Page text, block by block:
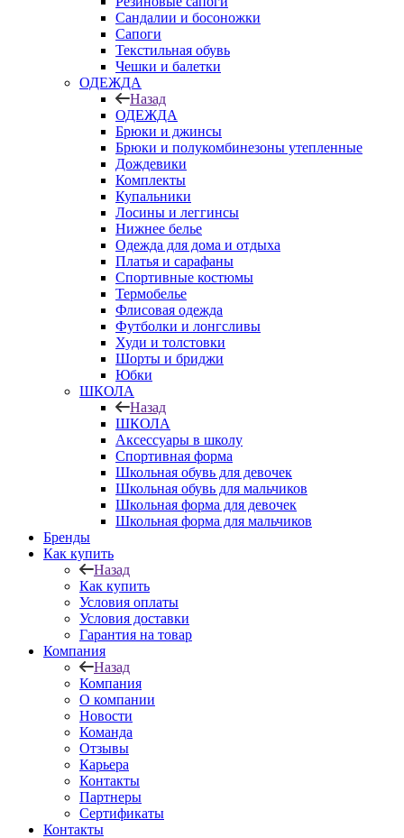
Сандалии и босоножки
Сапоги
Текстильная обувь
Чешки и балетки
ОДЕЖДА
Назад
ОДЕЖДА
Брюки и джинсы
Брюки и полукомбинезоны утепленные
Дождевики
Комплекты
Купальники
Лосины и леггинсы
Нижнее белье
Одежда для дома и отдыха
Платья и сарафаны
Спортивные костюмы
Термобелье
Флисовая одежда
Футболки и лонгсливы
Худи и толстовки
Шорты и бриджи
Юбки
ШКОЛА
Назад
ШКОЛА
Аксессуары в школу
Спортивная форма
Школьная обувь для девочек
Школьная обувь для мальчиков
Школьная форма для девочек
Школьная форма для мальчиков
Бренды
Как купить
Назад
Как купить
Условия оплаты
Условия доставки
Гарантия на товар
Компания
Назад
Компания
О компании
Новости
Команда
Отзывы
Карьера
Контакты
Партнеры
Сертификаты
Контакты